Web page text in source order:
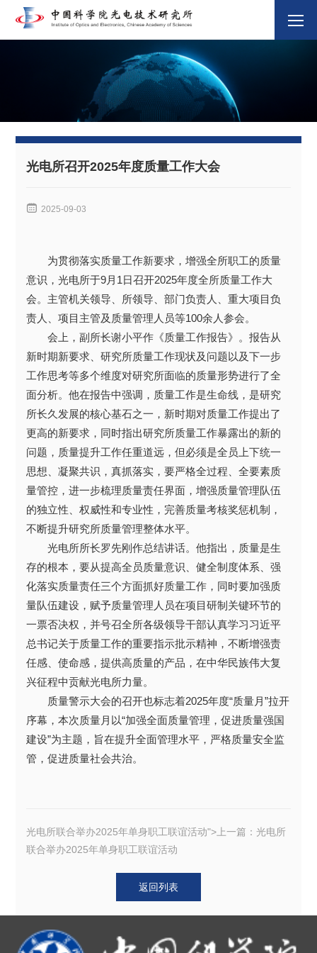
光电所召开2025年度质量工作大会
 2025-09-03
为贯彻落实质量工作新要求，增强全所职工的质量
意识，光电所于9月1日召开2025年度全所质量工作大
会。主管机关领导、所领导、部门负责人、重大项目负
责人、项目主管及质量管理人员等100余人参会。
会上，副所长谢小平作《质量工作报告》。报告从
新时期新要求、研究所质量工作现状及问题以及下一步
工作思考等多个维度对研究所面临的质量形势进行了全
面分析。他在报告中强调，质量工作是生命线，是研究
所长久发展的核心基石之一，新时期对质量工作提出了
更高的新要求，同时指出研究所质量工作暴露出的新的
问题，质量提升工作任重道远，但必须是全员上下统一
思想、凝聚共识，真抓落实，要严格全过程、全要素质
量管控，进一步梳理质量责任界面，增强质量管理队伍
的独立性、权威性和专业性，完善质量考核奖惩机制，
不断提升研究所质量管理整体水平。
光电所所长罗先刚作总结讲话。他指出，质量是生
存的根本，要从提高全员质量意识、健全制度体系、强
化落实质量责任三个方面抓好质量工作，同时要加强质
量队伍建设，赋予质量管理人员在项目研制关键环节的
一票否决权，并号召全所各级领导干部认真学习习近平
总书记关于质量工作的重要指示批示精神，不断增强责
任感、使命感，提供高质量的产品，在中华民族伟大复
兴征程中贡献光电所力量。
质量警示大会的召开也标志着2025年度“质量月”拉开
序幕，本次质量月以“加强全面质量管理，促进质量强国
建设”为主题，旨在提升全面管理水平，严格质量安全监
管，促进质量社会共治。
光电所联合举办2025年单身职工联谊活动">上一篇：光电所
联合举办2025年单身职工联谊活动
返回列表